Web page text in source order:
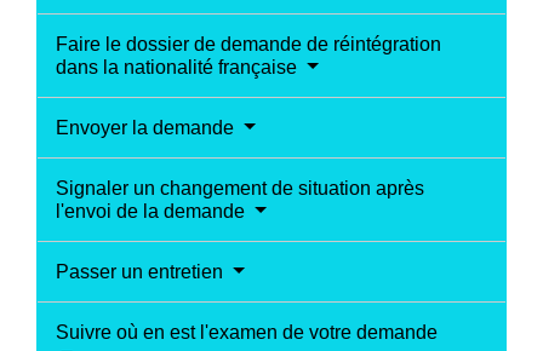
Faire le dossier de demande de réintégration
dans la nationalité française
Envoyer la demande
Signaler un changement de situation après
l'envoi de la demande
Passer un entretien
Suivre où en est l'examen de votre demande